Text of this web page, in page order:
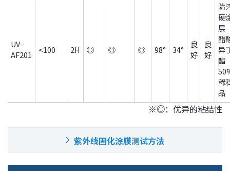
UV-
AF201
<100 2H ◎ ◎ ◎ 98° 34°
良
好
良
好
防
硬
层
醋
异
酯
稀
品
※◎：优异的粘结性
紫外线固化涂膜测试方法